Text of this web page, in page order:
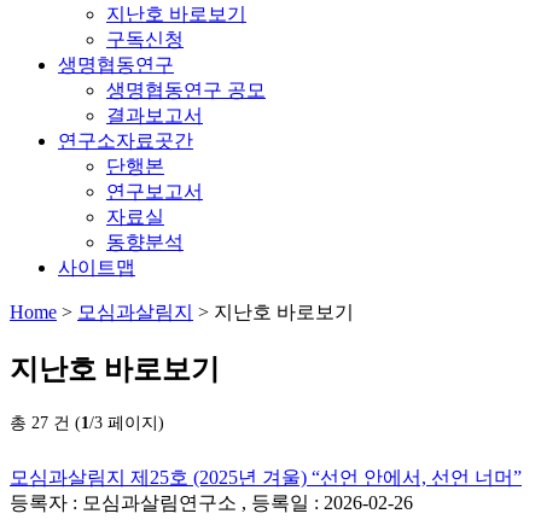
지난호 바로보기
구독신청
생명협동연구
생명협동연구 공모
결과보고서
연구소자료곳간
단행본
연구보고서
자료실
동향분석
사이트맵
Home > 모심과살림지 > 지난호 바로보기
지난호 바로보기
총 27 건 (1/3 페이지)
모심과살림지 제25호 (2025년 겨울) “선언 안에서, 선언 너머”
등록자 : 모심과살림연구소 , 등록일 : 2026-02-26